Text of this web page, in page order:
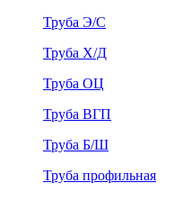
Труба Э/С
Труба Х/Д
Труба ОЦ
Труба ВГП
Труба Б/Ш
Труба профильная